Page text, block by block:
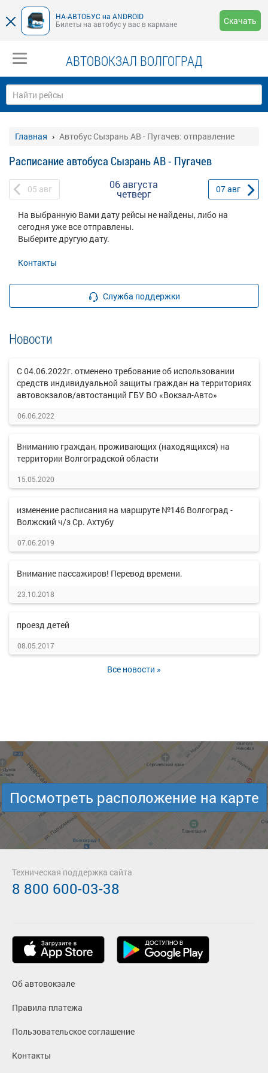
НА-АВТОБУС на ANDROID
Билеты на автобус у вас в кармане
Скачать
АВТОВОКЗАЛ ВОЛГОГРАД
Главная Автобус Сызрань АВ - Пугачев: отправление
Расписание автобуса Сызрань АВ - Пугачев
05 авг 06 августа
четверг 07авг
На выбранную Вами дату рейсы не найдены, либо на
сегодня уже все отправлены.
Выберите другую дату.
Контакты
Служба поддержки
Новости
С 04.06.2022г. отменено требование об использовании
средств индивидуальной защиты граждан на территориях
автовокзалов/автостанций ГБУ ВО «Вокзал-Авто»
06.06.2022
Вниманию граждан, проживающих (находящихся) на
территории Волгоградской области
15.05.2020
изменение расписания на маршруте №146 Волгоград -
Волжский ч/з Ср. Ахтубу
07.06.2019
Внимание пассажиров! Перевод времени.
23.10.2018
проезд детей
08.05.2017
Все новости »
Посмотреть расположение на карте
Об автовокзале
Правила платежа
Пользовательское соглашение
Контакты
Техническая поддержка сайта
8 800 600-03-38